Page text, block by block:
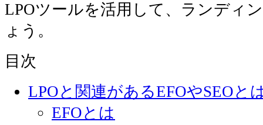
LPOツールを活用して、ランディ
ょう。
目次
LPOと関連があるEFOやSEOと
EFOとは